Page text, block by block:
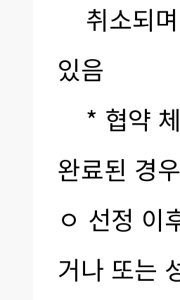
취소되며
있음
* 협약 체
완료된 경
ㅇ 선정 이
거나 또는